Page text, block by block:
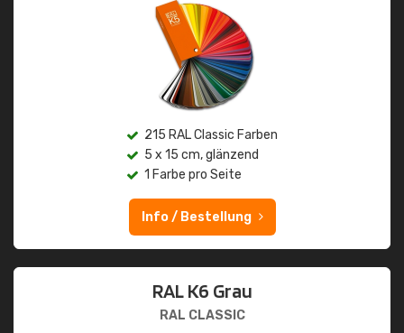
215 RAL Classic Farben
5 x 15 cm, glänzend
1 Farbe pro Seite
Info / Bestellung
RAL K6 Grau
RAL CLASSIC